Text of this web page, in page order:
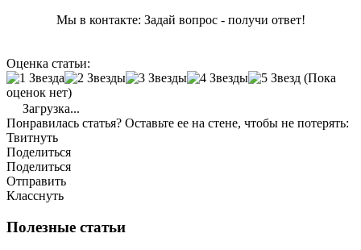
Мы в контакте: Задай вопрос - получи ответ!
Оценка статьи:
(Пока
оценок нет)
Загрузка...
Понравилась статья? Оставьте ее на стене, чтобы не потерять:
Твитнуть
Поделиться
Поделиться
Отправить
Класснуть
Полезные статьи